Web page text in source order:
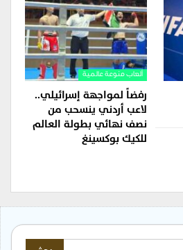
ألعاب منوعة عالمية
رفضاً لمواجهة إسرائيلي..
لاعب أردني ينسحب من
نصف نهائي بطولة العالم
للكيك بوكسينغ